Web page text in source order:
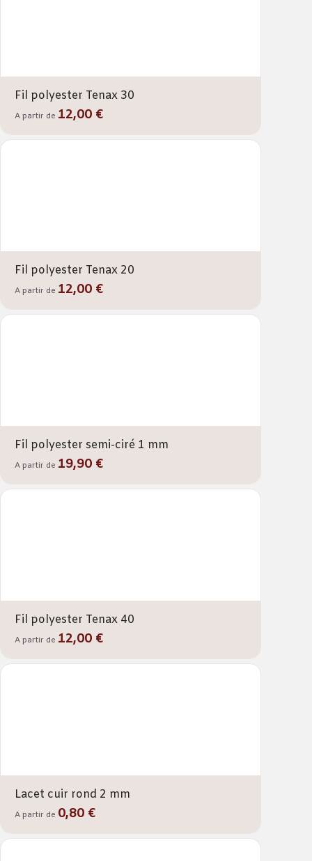
Fil polyester Tenax 30
A partir de 12,00 €
Fil polyester Tenax 20
A partir de 12,00 €
Fil polyester semi-ciré 1 mm
A partir de 19,90 €
Fil polyester Tenax 40
A partir de 12,00 €
Lacet cuir rond 2 mm
A partir de 0,80 €